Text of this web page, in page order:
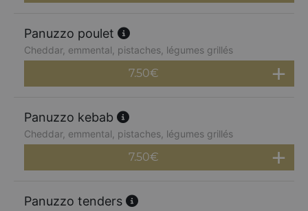
Panuzzo poulet
Cheddar, emmental, pistaches, légumes grillés
7.50€
Panuzzo kebab
Cheddar, emmental, pistaches, légumes grillés
7.50€
Panuzzo tenders